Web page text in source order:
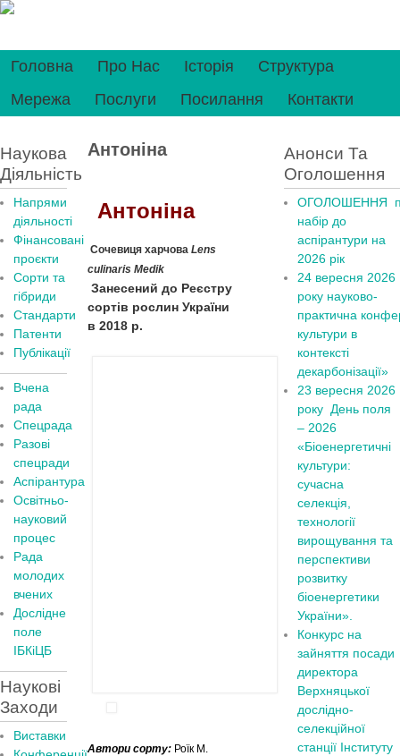
Головна Про Нас Історія
Структура
Мережа
Послуги Посилання Контакти
Антоніна
Антоніна
Сочевиця харчоваLens
culinaris Medik
Занесений до Реєстру
сортів рослин України
в 2018 р.
Автори сорту: Роїк М.
Наукова
Діяльність
Напрями
діяльності
Фінансовані
проєкти
Сорти та
гібриди
Стандарти
Патенти
Публікації
Вчена
рада
Спецрада
Разові
спецради
Аспірантура
Освітньо-
науковий
процес
Рада
молодих
вчених
Дослідне
поле
ІБКіЦБ
Наукові
Заходи
Виставки
Анонси Та
Оголошення
ОГОЛОШЕННЯ
набір до
аспірантури на
2026 рік
24 вересня 2026
року науково-
практична
культури в
контексті
декарбонізації»
23 вересня 2026
року День поля
– 2026
«Біоенергетичні
культури:
сучасна
селекція,
технології
вирощування та
перспективи
розвитку
біоенергетики
України».
Конкурс на
зайняття посади
директора
Верхняцької
дослідно-
селекційної
станції Інституту